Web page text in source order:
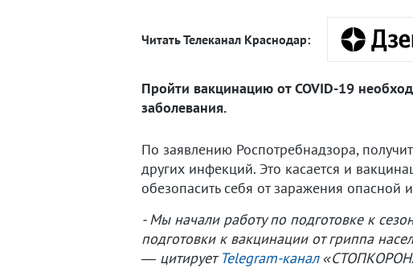
Читать Телеканал Краснодар:
Пройти вакцинацию от COVID-19
заболевания.
По заявлению Роспотребнадзора,
других инфекций. Это касается и
обезопасить себя от заражения опасной
- Мы начали работу по подготовке к
подготовки к вакцинации от гриппа
— цитируетTelegram-канал